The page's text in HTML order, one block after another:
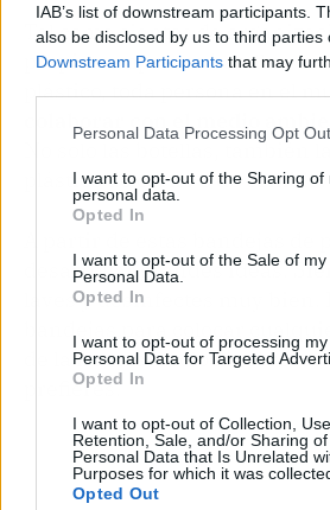
IAB’s list of downstream participants.
also be disclosed by us to third parties
Downstream Participants that may
Personal Data Processing Opt
I want to opt-out of the Sharing of
personal data.
Opted In
I want to opt-out of the Sale of my
Personal Data.
Opted In
I want to opt-out of processing my
Personal Data for Targeted
Opted In
I want to opt-out of Collection, Use,
Retention, Sale, and/or Sharing
Personal Data that Is Unrelated
Purposes for which it was
Opted Out
Tal como cientos de
propias empresas batallan
plástico, toda persona en el
colaborar con el medio
No solo las botellas, también
plástico de carne o de comida.
desarrollar grandes ideas.
laves y desinfectes muy bien.
bandejas para colocar
de la nevera o colocar el
prefieres.